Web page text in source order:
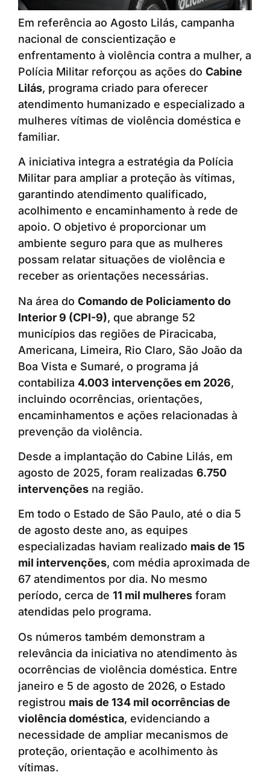
Em referência ao Agosto Lilás, campanha
nacional de conscientização e
enfrentamento à violência contra a mulher, a
Polícia Militar reforçou as ações do Cabine
Lilás, programa criado para oferecer
atendimento humanizado e especializado a
mulheres vítimas de violência doméstica e
familiar.
A iniciativa integra a estratégia da Polícia
Militar para ampliar a proteção às vítimas,
garantindo atendimento qualificado,
acolhimento e encaminhamento à rede de
apoio. O objetivo é proporcionar um
ambiente seguro para que as mulheres
possam relatar situações de violência e
receber as orientações necessárias.
Na área do Comando de Policiamento do
Interior 9 (CPI-9), que abrange 52
municípios das regiões de Piracicaba,
Americana, Limeira, Rio Claro, São João da
Boa Vista e Sumaré, o programa já
contabiliza 4.003 intervenções em 2026,
incluindo ocorrências, orientações,
encaminhamentos e ações relacionadas à
prevenção da violência.
Desde a implantação do Cabine Lilás, em
agosto de 2025, foram realizadas 6.750
intervenções na região.
Em todo o Estado de São Paulo, até o dia 5
de agosto deste ano, as equipes
especializadas haviam realizado mais de 15
mil intervenções, com média aproximada de
67 atendimentos por dia. No mesmo
período, cerca de 11 mil mulheres foram
atendidas pelo programa.
Os números também demonstram a
relevância da iniciativa no atendimento às
ocorrências de violência doméstica. Entre
janeiro e 5 de agosto de 2026, o Estado
registrou mais de 134 mil ocorrências de
violência doméstica, evidenciando a
necessidade de ampliar mecanismos de
proteção, orientação e acolhimento às
vítimas.